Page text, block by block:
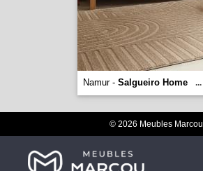
Namur - Salgueiro Home ...
© 2026 Meubles Marcou